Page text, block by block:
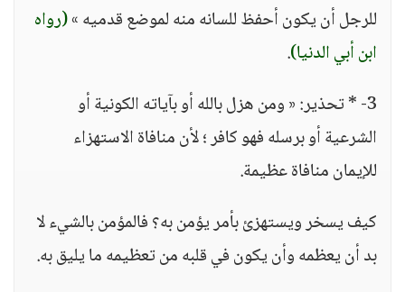
للرجل أن يكون أحفظ للسانه منه لموضع قدميه »(رواه
ابن أبي الدنيا).
3- * تحذير: « ومن هزل بالله أو بآياته الكونية أو
الشرعية أو برسله فهو كافر ؛ لأن منافاة الاستهزاء
للإيمان منافاة عظيمة.
كيف يسخر ويستهزئ بأمر يؤمن به؟ فالمؤمن بالشيء لا
بد أن يعظمه وأن يكون في قلبه من تعظيمه ما يليق به.